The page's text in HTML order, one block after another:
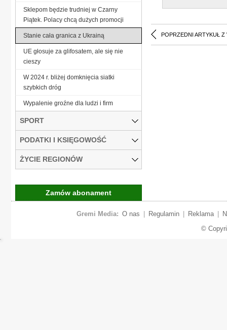
POPRZEDNI ARTYKUŁ Z
Sklepom będzie trudniej w Czarny
Piątek. Polacy chcą dużych promocji
Stanie cała granica z Ukrainą
UE głosuje za glifosatem, ale się nie
cieszy
W 2024 r. bliżej domknięcia siatki
szybkich dróg
Wypalenie groźne dla ludzi i firm
SPORT
PODATKI I KSIĘGOWOŚĆ
ŻYCIE REGIONÓW
Zamów abonament
Gremi Media: O nas Regulamin Reklama
©